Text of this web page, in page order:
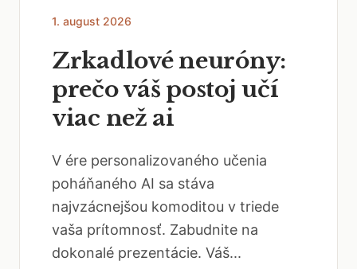
1. august 2026
Zrkadlové neuróny:
prečo váš postoj učí
viac než ai
V ére personalizovaného učenia
poháňaného AI sa stáva
najvzácnejšou komoditou v triede
vaša prítomnosť. Zabudnite na
dokonalé prezentácie. Váš...